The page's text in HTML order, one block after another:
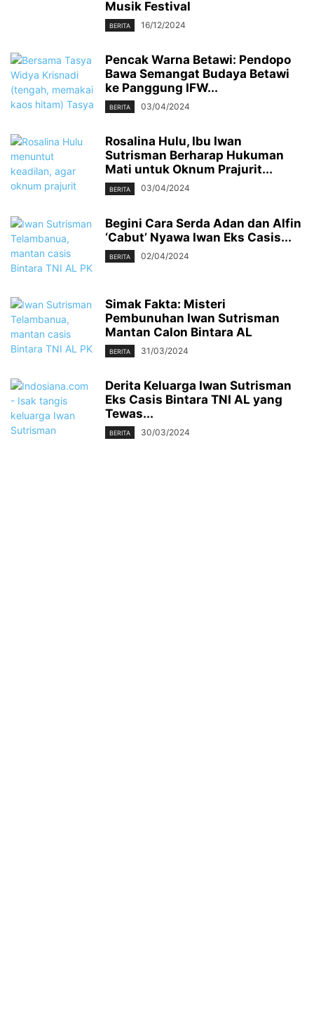
Musik Festival
BERITA 16/12/2024
Pencak Warna Betawi: Pendopo
Bawa Semangat Budaya Betawi
ke Panggung IFW...
BERITA 03/04/2024
Rosalina Hulu, Ibu Iwan
Sutrisman Berharap Hukuman
Mati untuk Oknum Prajurit...
BERITA 03/04/2024
Begini Cara Serda Adan dan Alfin
‘Cabut’ Nyawa Iwan Eks Casis...
BERITA 02/04/2024
Simak Fakta: Misteri
Pembunuhan Iwan Sutrisman
Mantan Calon Bintara AL
BERITA 31/03/2024
Derita Keluarga Iwan Sutrisman
Eks Casis Bintara TNI AL yang
Tewas...
BERITA 30/03/2024